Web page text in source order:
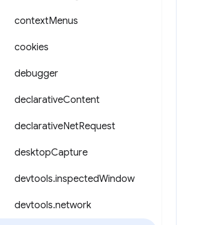
contextMenus
cookies
debugger
declarativeContent
declarativeNetRequest
desktopCapture
devtools.inspectedWindow
devtools.network